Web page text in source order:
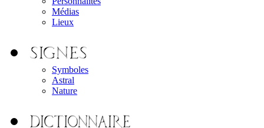
Médias
Lieux
Symboles
Astral
Nature